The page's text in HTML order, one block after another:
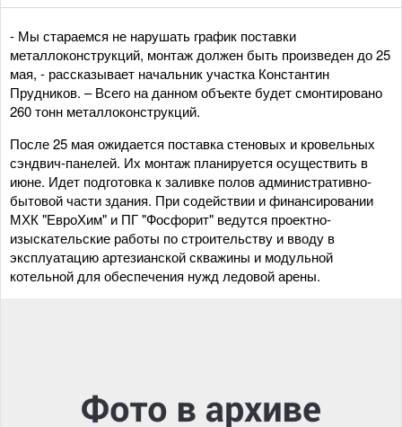
- Мы стараемся не нарушать график поставки
металлоконструкций, монтаж должен быть произведен до 25
мая, - рассказывает начальник участка Константин
Прудников. – Всего на данном объекте будет смонтировано
260 тонн металлоконструкций.
После 25 мая ожидается поставка стеновых и кровельных
сэндвич-панелей. Их монтаж планируется осуществить в
июне. Идет подготовка к заливке полов административно-
бытовой части здания. При содействии и финансировании
МХК "ЕвроХим" и ПГ "Фосфорит" ведутся проектно-
изыскательские работы по строительству и вводу в
эксплуатацию артезианской скважины и модульной
котельной для обеспечения нужд ледовой арены.